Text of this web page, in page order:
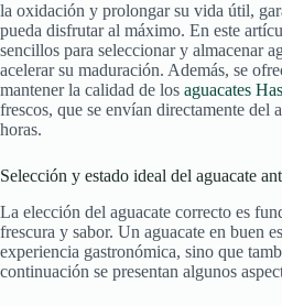
la oxidación y prolongar su vida útil,
pueda disfrutar al máximo. En este
sencillos para seleccionar y almacenar
acelerar su maduración. Además, se
mantener la calidad de los aguacates
frescos, que se envían directamente del
horas.
Selección y estado ideal del aguacate
La elección del aguacate correcto es
frescura y sabor. Un aguacate en buen
experiencia gastronómica, sino que
continuación se presentan algunos